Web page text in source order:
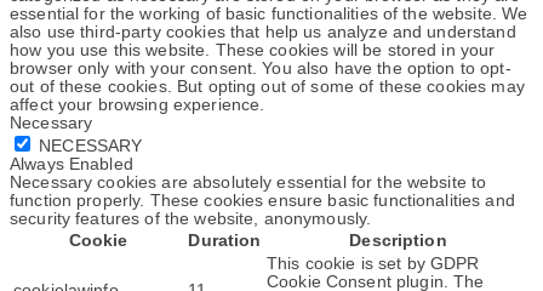
essential for the working of basic functionalities of the website. We
also use third-party cookies that help us analyze and understand
how you use this website. These cookies will be stored in your
browser only with your consent. You also have the option to opt-
out of these cookies. But opting out of some of these cookies may
affect your browsing experience.
Necessary
NECESSARY
Always Enabled
Necessary cookies are absolutely essential for the website to
function properly. These cookies ensure basic functionalities and
security features of the website, anonymously.
Cookie
Duration Description
This cookie is set by GDPR
Cookie Consent plugin. The